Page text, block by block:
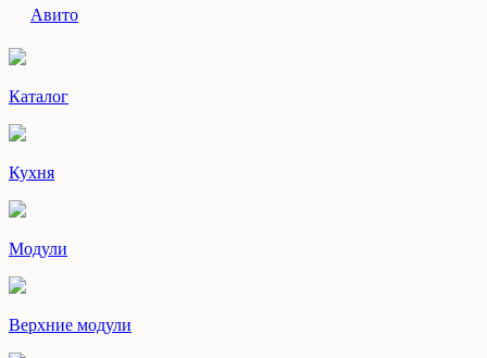
Авито
Каталог
Кухня
Модули
Верхние модули